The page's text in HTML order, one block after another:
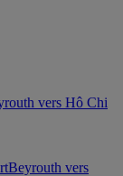
vers Hô Chi
Beyrouth vers